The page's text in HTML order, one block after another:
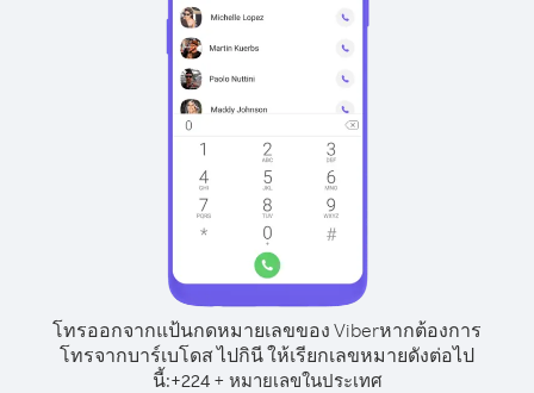
โทรออกจากแป้นกดหมายเลขของ Viberหากต้องการ
โทรจากบาร์เบโดส ไปกินี ให้เรียกเลขหมายดังต่อไป
นี้:+224+ หมายเลขในประเทศ